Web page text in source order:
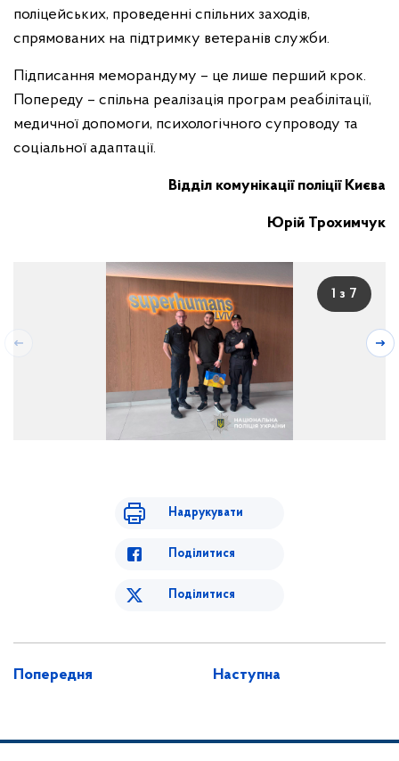
поліцейських, проведенні спільних заходів,
спрямованих на підтримку ветеранів служби.
Підписання меморандуму – це лише перший крок.
Попереду – спільна реалізація програм реабілітації,
медичної допомоги, психологічного супроводу та
соціальної адаптації.
Відділ комунікації поліції Києва
Юрій Трохимчук
1 з 7
Надрукувати
Поділитися
Поділитися
Попередня Наступна